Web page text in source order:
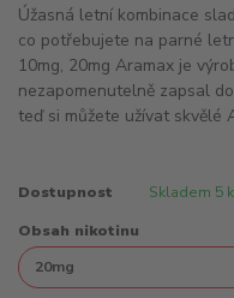
Úžasná letní kombinace
co potřebujete na parné
10mg, 20mg Aramax je
nezapomenutelně zapsal
teď si můžete užívat skvělé
Dostupnost Skladem 5
Obsah nikotinu